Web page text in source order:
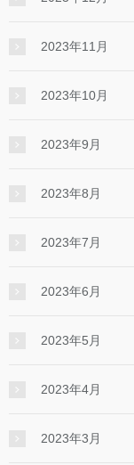
2023年11月
2023年10月
2023年9月
2023年8月
2023年7月
2023年6月
2023年5月
2023年4月
2023年3月